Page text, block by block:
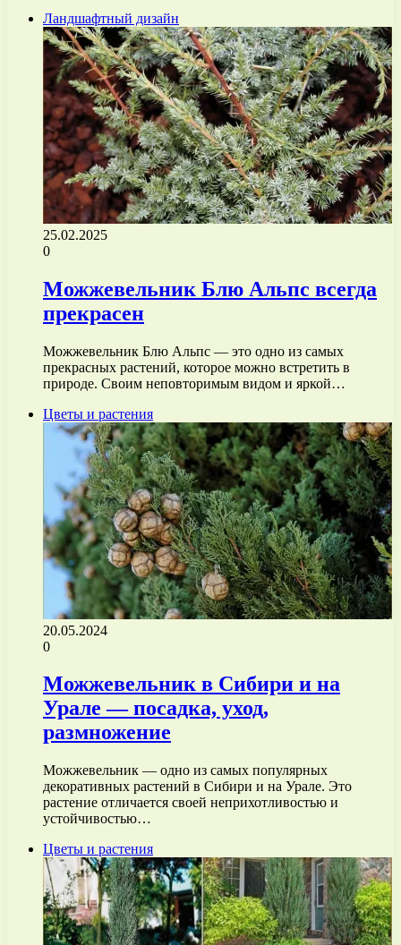
Ландшафтный дизайн
25.02.2025
0
Можжевельник Блю Альпс всегда
прекрасен
Можжевельник Блю Альпс — это одно из самых
прекрасных растений, которое можно встретить в
природе. Своим неповторимым видом и яркой…
Цветы и растения
20.05.2024
0
Можжевельник в Сибири и на
Урале — посадка, уход,
размножение
Можжевельник — одно из самых популярных
декоративных растений в Сибири и на Урале. Это
растение отличается своей неприхотливостью и
устойчивостью…
Цветы и растения